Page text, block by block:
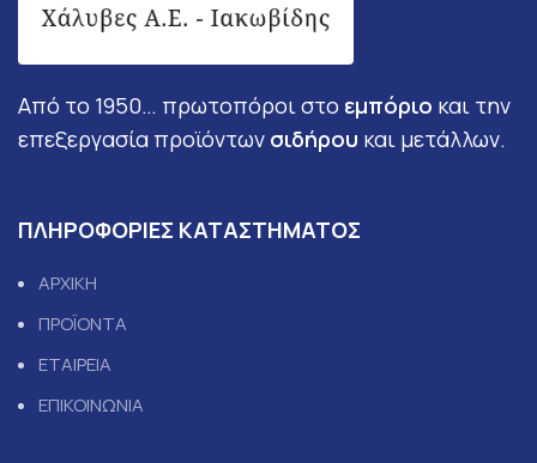
Από το 1950… πρωτοπόροι στο εμπόριο και την
επεξεργασία προϊόντων σιδήρου και μετάλλων.
ΠΛΗΡΟΦΟΡΙΕΣ ΚΑΤΑΣΤΗΜΑΤΟΣ
ΑΡΧΙΚΗ
ΠΡΟΪΟΝΤΑ
ΕΤΑΙΡΕΙΑ
ΕΠΙΚΟΙΝΩΝΙΑ